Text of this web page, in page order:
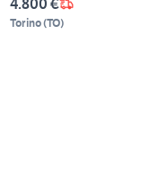
4.800 €
Torino(TO)